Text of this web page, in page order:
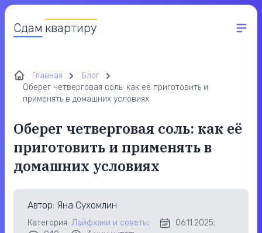
Сдам квартиру
Главная
Блог
Оберег четверговая соль: как её приготовить и
применять в домашних условиях
Оберег четверговая соль: как её
приготовить и применять в
домашних условиях
Автор: Яна Сухомлин
Категория: Лайфхаки и советы;
06.11.2025;